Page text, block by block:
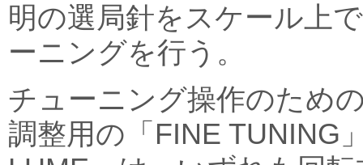
明の選局針をスケール上
ーニングを行う。
チューニング操作のため
調整用の「FINE TUNING